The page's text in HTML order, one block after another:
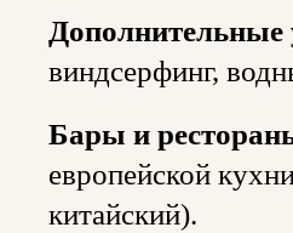
Дополнительные
виндсерфинг,
Бары и
европейской
китайский).